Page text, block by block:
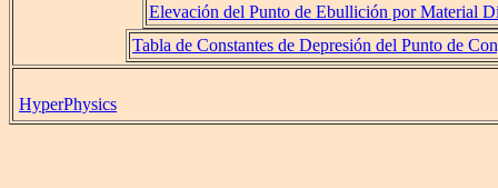
Elevación del Punto de Ebullición por Material
Tabla de Constantes de Depresión del Punto de
HyperPhysics